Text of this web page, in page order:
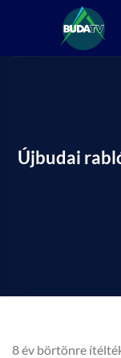
Újbudai
8 év börtönre